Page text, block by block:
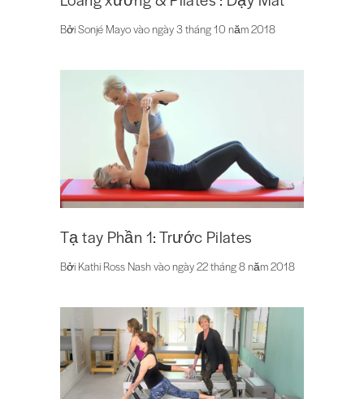
Bởi Sonjé Mayo vào ngày 3 tháng 10 năm 2018
Tạ tay Phần 1: Trước Pilates
Bởi Kathi Ross Nash vào ngày 22 tháng 8 năm 2018